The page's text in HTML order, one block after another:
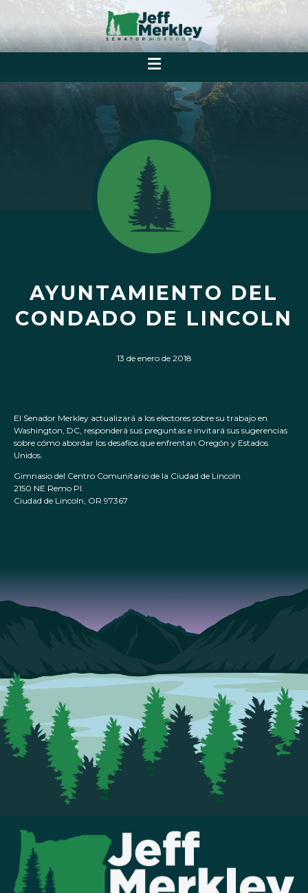
AYUNTAMIENTO DEL
CONDADO DE LINCOLN
13 de enero de 2018
El Senador Merkley actualizará a los electores sobre su trabajo en
Washington, DC, responderá sus preguntas e invitará sus sugerencias
sobre cómo abordar los desafíos que enfrentan Oregón y Estados
Unidos.
Gimnasio del Centro Comunitario de la Ciudad de Lincoln
2150 NE Remo Pl.
Ciudad de Lincoln, OR 97367